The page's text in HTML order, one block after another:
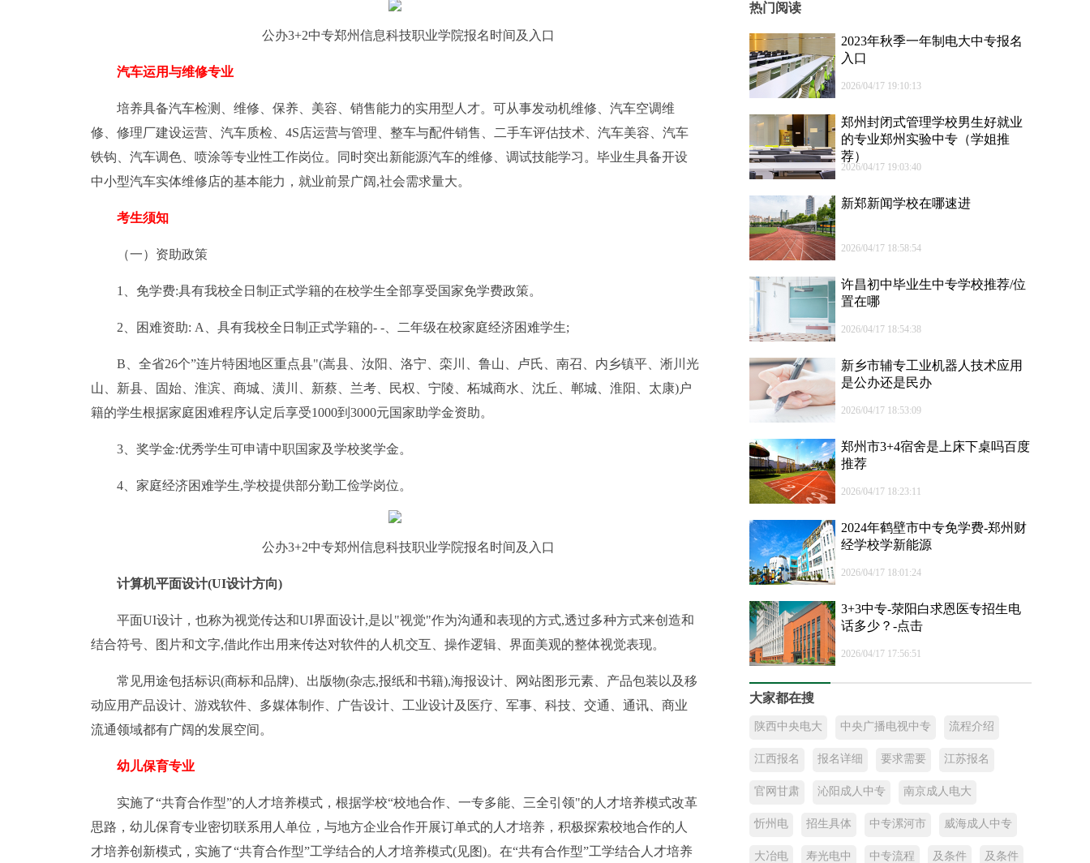
公办3+2中专郑州信息科技职业学院报名时间及入口
汽车运用与维修专业
培养具备汽车检测、维修、保养、美容、销售能力的实用型人才。可从事发动机维修、汽车空调维
修、修理厂建设运营、汽车质检、4S店运营与管理、整车与配件销售、二手车评估技术、汽车美容、汽车
铁钩、汽车调色、喷涂等专业性工作岗位。同时突出新能源汽车的维修、调试技能学习。毕业生具备开设
中小型汽车实体维修店的基本能力，就业前景广阔,社会需求量大。
考生须知
（一）资助政策
1、免学费:具有我校全日制正式学籍的在校学生全部享受国家免学费政策。
2、困难资助: A、具有我校全日制正式学籍的- -、二年级在校家庭经济困难学生;
B、全省26个”连片特困地区重点县"(嵩县、汝阳、洛宁、栾川、鲁山、卢氏、南召、内乡镇平、淅川光
山、新县、固始、淮滨、商城、潢川、新蔡、兰考、民权、宁陵、柘城商水、沈丘、郸城、淮阳、太康)户
籍的学生根据家庭困难程序认定后享受1000到3000元国家助学金资助。
3、奖学金:优秀学生可申请中职国家及学校奖学金。
4、家庭经济困难学生,学校提供部分勤工俭学岗位。
公办3+2中专郑州信息科技职业学院报名时间及入口
计算机平面设计(UI设计方向)
平面UI设计，也称为视觉传达和UI界面设计,是以"视觉"作为沟通和表现的方式,透过多种方式来创造和
结合符号、图片和文字,借此作出用来传达对软件的人机交互、操作逻辑、界面美观的整体视觉表现。
常见用途包括标识(商标和品牌)、出版物(杂志,报纸和书籍),海报设计、网站图形元素、产品包装以及移
动应用产品设计、游戏软件、多媒体制作、广告设计、工业设计及医疗、军事、科技、交通、通讯、商业
流通领域都有广阔的发展空间。
幼儿保育专业
实施了“共育合作型”的人才培养模式，根据学校“校地合作、一专多能、三全引领"的人才培养模式改革
思路，幼儿保育专业密切联系用人单位，与地方企业合作开展订单式的人才培养，积极探索校地合作的人
才培养创新模式，实施了“共育合作型”工学结合的人才培养模式(见图)。在“共有合作型”工学结合人才培养
热门阅读
2023年秋季一年制电大中专报名
入口
2026/04/17 19:10:13
郑州封闭式管理学校男生好就业
的专业郑州实验中专（学姐推
荐）
2026/04/17 19:03:40
新郑新闻学校在哪速进
2026/04/17 18:58:54
许昌初中毕业生中专学校推荐/位
置在哪
2026/04/17 18:54:38
新乡市辅专工业机器人技术应用
是公办还是民办
2026/04/17 18:53:09
郑州市3+4宿舍是上床下桌吗百度
推荐
2026/04/17 18:23:11
2024年鹤壁市中专免学费-郑州财
经学校学新能源
2026/04/17 18:01:24
3+3中专-荥阳白求恩医专招生电
话多少？-点击
2026/04/17 17:56:51
大家都在搜
陕西中央电大 中央广播电视中专 流程介绍
江西报名 报名详细 要求需要 江苏报名
官网甘肃 沁阳成人中专 南京成人电大
忻州电 招生具体 中专漯河市 威海成人中专
大冶电 寿光电中 中专流程 及条件 及条件